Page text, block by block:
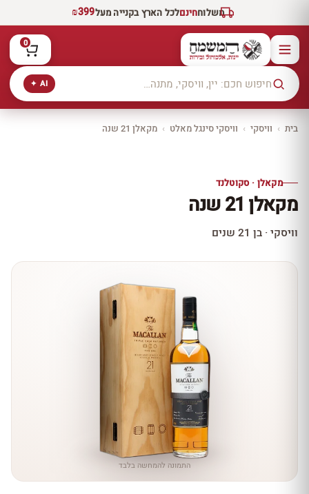
משלוחחינםלכל הארץ בקנייה מעל₪399
AI ✦
0
בית › וויסקי › וויסקי סינגל מאלט › מקאלן 21 שנה
10% הנחה
עכשיו ב-10% הנחה
מקאלן · סקוטלנד
מקאלן 21 שנה
וויסקי · בן 21 שנים
התמונה להמחשה בלבד